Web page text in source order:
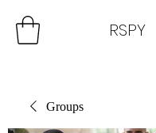
RSPY
Groups